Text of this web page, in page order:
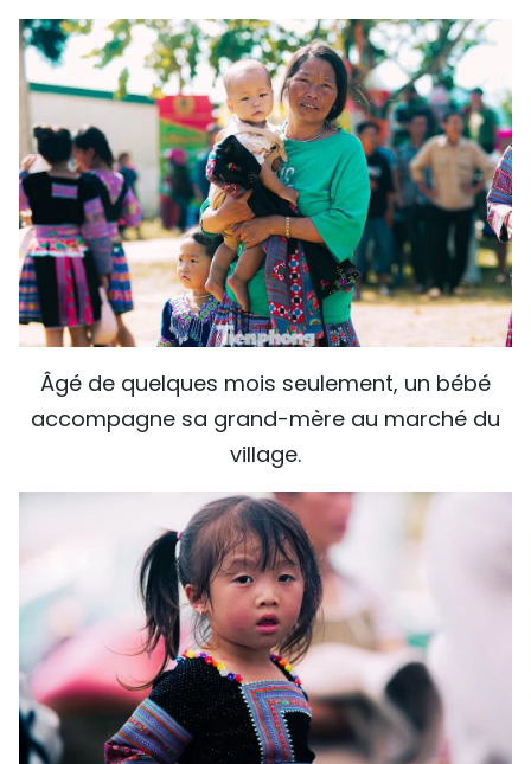
Âgé de quelques mois seulement, un bébé
accompagne sa grand-mère au marché du
village.